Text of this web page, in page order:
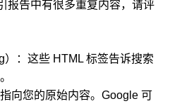
报告中有很多重复内容，请评
：这些 HTML 标签告诉搜索
向您的原始内容。Google 可